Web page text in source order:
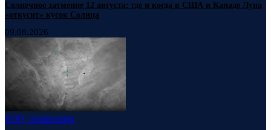
Солнечное затмение 12 августа: где и когда в США и Канаде Луна
«откусит» кусок Солнца
09.08.2026
НЛО, пришельцы